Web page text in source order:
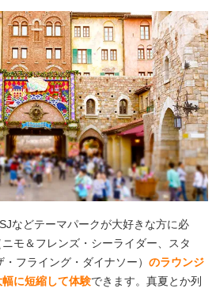
などテーマパークが大好きな方に必
ニモ＆フレンズ・シーライダー、スタ
・フライング・ダイナソー） のラウンジ
に短縮して体験できます。真夏とか列